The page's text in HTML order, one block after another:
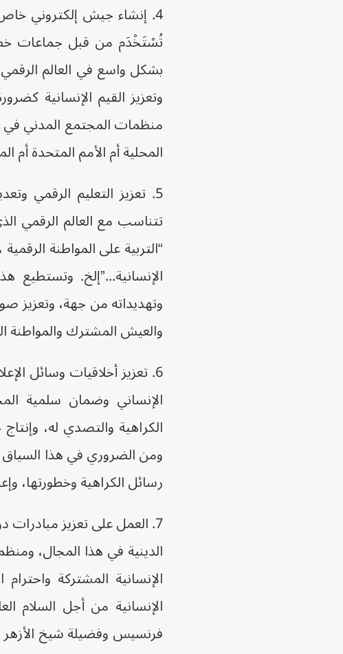
4. إنشاء جيش إلكتروني
تُسْتَخْدَم من قبل جماعات
بشكل واسع في العالم
وتعزيز القيم الإنسانية
منظمات المجتمع المدني في
المحلية أم الأمم المتحدة أم
5. تعزيز التعليم الرقمي
تتناسب مع العالم الرقمي
“التربية على المواطنة
الإنسانية...”إلخ. وتستطيع
وتهديداته من جهة، وتعزيز
والعيش المشترك والمواطنة
6. تعزيز أخلاقيات وسائل
الإنساني وضمان سلمية
الكراهية والتصدي له،
ومن الضروري في هذا السياق
رسائل الكراهية وخطورتها،
7. العمل على تعزيز مبادرات
الدينية في هذا المجال،
الإنسانية المشتركة
فرنسيس وفضيلة شيخ